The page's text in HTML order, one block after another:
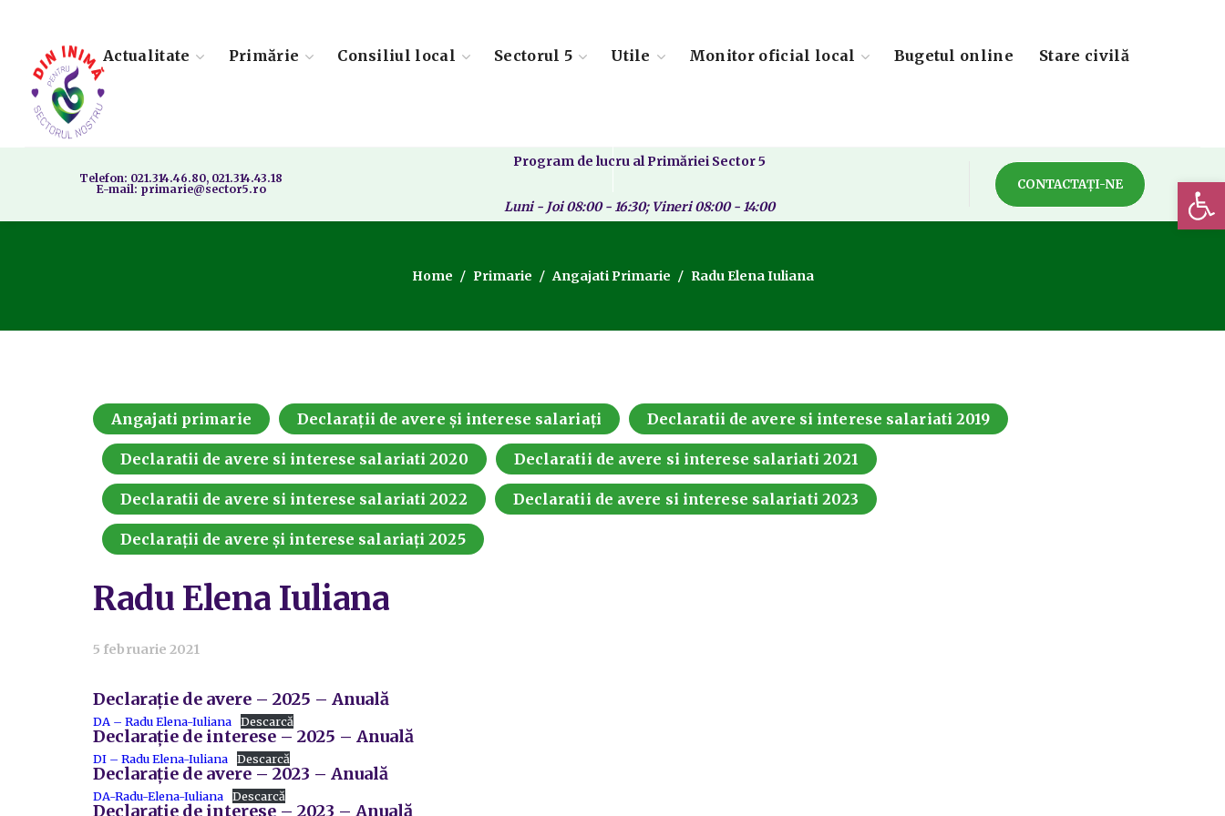
Actualitate Primărie Consiliul local Sectorul 5 Utile Monitor oficial local Bugetul online Stare civilă
Telefon: 021.314.46.80, 021.314.43.18
E-mail: primarie@sector5.ro
Program de lucru al Primăriei Sector 5
Luni - Joi 08:00 - 16:30; Vineri 08:00 - 14:00
CONTACTAȚI-NE
Home Primarie Angajati Primarie Radu Elena Iuliana
Angajati primarie Declarații de avere și interese salariați Declaratii de avere si interese salariati 2019
Declaratii de avere si interese salariati 2020 Declaratii de avere si interese salariati 2021
Declaratii de avere si interese salariati 2022 Declaratii de avere si interese salariati 2023
Declarații de avere și interese salariați 2025
Radu Elena Iuliana
5 februarie 2021
Declarație de avere – 2025 – Anuală
DA – Radu Elena-Iuliana Descarcă
Declarație de interese – 2025 – Anuală
DI – Radu Elena-Iuliana Descarcă
Declarație de avere – 2023 – Anuală
DA-Radu-Elena-Iuliana Descarcă
Declarație de interese – 2023 – Anuală